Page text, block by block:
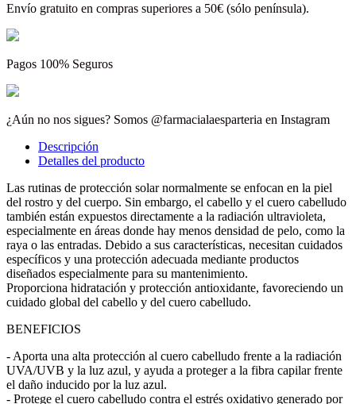
Envío gratuito en compras superiores a 50€ (sólo península).
Pagos 100% Seguros
¿Aún no nos sigues? Somos @farmacialaesparteria en Instagram
Descripción
Detalles del producto
Las rutinas de protección solar normalmente se enfocan en la piel
del rostro y del cuerpo. Sin embargo, el cabello y el cuero cabelludo
también están expuestos directamente a la radiación ultravioleta,
especialmente en áreas donde hay menos densidad de pelo, como la
raya o las entradas. Debido a sus características, necesitan cuidados
específicos y una protección adecuada mediante productos
diseñados especialmente para su mantenimiento.
Proporciona hidratación y protección antioxidante, favoreciendo un
cuidado global del cabello y del cuero cabelludo.
BENEFICIOS
- Aporta una alta protección al cuero cabelludo frente a la radiación
UVA/UVB y la luz azul, y ayuda a proteger a la fibra capilar frente
el daño inducido por la luz azul.
- Protege el cuero cabelludo contra el estrés oxidativo generado por